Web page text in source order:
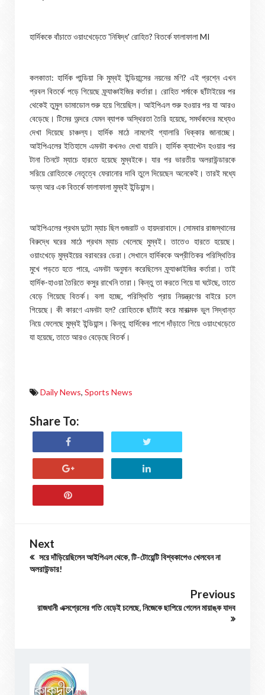
হার্দিককে বাঁচাতে ওয়াংখেড়েতে 'নিষিদ্ধ' রোহিত? বিতর্কে ফালাফালা MI
কলকাতা: হার্দিক পান্ডিয়া কি মুম্বই ইন্ডিয়ান্সের নয়নের মণি? এই প্রশ্নে এখন
প্রবল বিতর্কে পড়ে গিয়েছে ফ্র্যাঞ্চাইজির কর্তারা। রোহিত শর্মাকে ছাঁটাইয়ের পর
থেকেই তুমুল ডামাডোল শুরু হয়ে গিয়েছিল। আইপিএল শুরু হওয়ার পর যা আরও
বেড়েছে। টিমের অন্দরে যেমন ব্যাপক অস্থিরতা তৈরি হয়েছে, সমর্থকদের মধ্যেও
দেখা দিয়েছে চাঞ্চল্য। হার্দিক মাঠে নামলেই গ্যালারি ধিক্কার জানাচ্ছে।
আইপিএলের ইতিহাসে এমনটা কখনও দেখা যায়নি। হার্দিক ক্যাপ্টেন হওয়ার পর
টানা তিনটে ম্যাচে হারতে হয়েছে মুম্বইকে। যার পর ভারতীয় অলরাউন্ডারকে
সরিয়ে রোহিতকে নেতৃত্বে ফেরানোর দাবি তুলে দিয়েছেন অনেকেই। তারই মধ্যে
অন্য আর এক বিতর্কে ফালাফালা মুম্বই ইন্ডিয়ান্স।
আইপিএলের প্রথম দুটো ম্যাচ ছিল গুজরাট ও হায়দরাবাদে। সোমবার রাজস্থানের
বিরুদ্ধে ঘরের মাঠে প্রথম ম্যাচ খেলেছে মুম্বই। তাতেও হারতে হয়েছে।
ওয়াংখেড়ে মুম্বইয়ের বরাবরের ডেরা। সেখানে হার্দিককে অপ্রীতিকর পরিস্থিতির
মুখে পড়তে হতে পারে, এমনটা অনুমান করেছিলেন ফ্র্যাঞ্চাইজির কর্তারা। তাই
হার্দিক-হাওয়া তৈরিতে কসুর রাখেনি তারা। কিন্তু তা করতে গিয়ে যা ঘটেছে, তাতে
বেড়ে গিয়েছে বিতর্ক। বলা হচ্ছে, পরিস্থিতি প্রায় নিয়ন্ত্রণের বাইরে চলে
গিয়েছে। কী কারণে এমনটা হল? রোহিতকে ছাঁটাই করে মারাত্মক ভুল সিদ্ধান্ত
নিয়ে ফেলেছে মুম্বই ইন্ডিয়ান্স। কিন্তু হার্দিকের পাশে দাঁড়াতে গিয়ে ওয়াংখেড়েতে
যা হয়েছে, তাতে আরও বেড়েছে বিতর্ক।
Daily News, Sports News
Share To:
Next
সরে দাঁড়িয়েছিলেন আইপিএল থেকে, টি-টোয়েন্টি বিশ্বকাপেও খেলবেন না
অলরাউন্ডার!
Previous
রাজধানী এক্সপ্রেসের গতি বেড়েই চলেছে, নিজেকে ছাপিয়ে গেলেন মায়াঙ্ক যাদব